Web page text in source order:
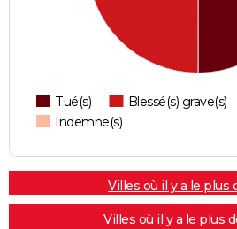
Tué(s) Blessé(s) grave(s)
Indemne(s)
Villes où il y a le plus
Villes où il y a le plus